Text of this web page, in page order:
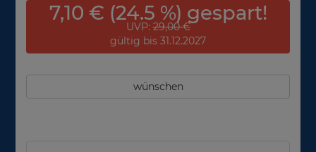
7,10 € (24.5 %) gespart!
UVP:29,00 €
gültig bis 31.12.2027
wünschen